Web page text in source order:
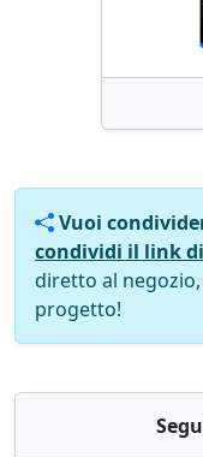
Vuoi
condividi il link
diretto al
progetto!